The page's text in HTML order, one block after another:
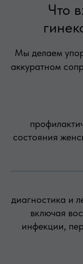
Что
Мы делаем
аккуратном
состояния
диагностика и
включая
инфекции,